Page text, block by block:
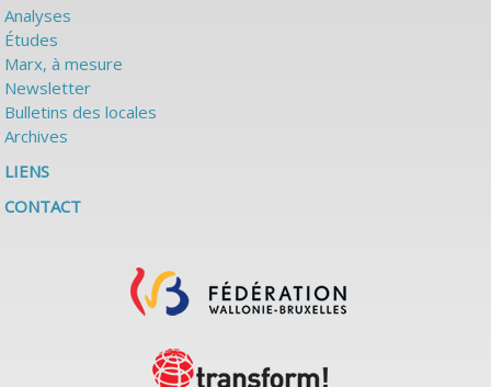
Analyses
Études
Marx, à mesure
Newsletter
Bulletins des locales
Archives
LIENS
CONTACT